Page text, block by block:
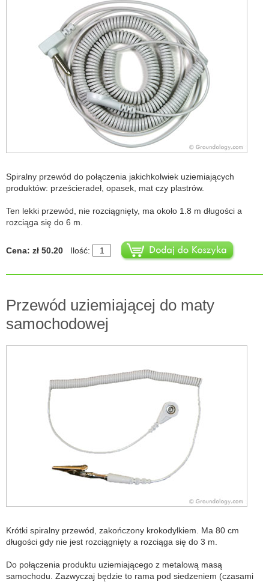
Spiralny przewód do połączenia jakichkolwiek uziemiających
produktów: prześcieradeł, opasek, mat czy plastrów.
Ten lekki przewód, nie rozciągnięty, ma około 1.8 m długości a
rozciąga się do 6 m.
Cena: zł 50.20 Ilość:
Przewód uziemiającej do maty
samochodowej
Krótki spiralny przewód, zakończony krokodylkiem. Ma 80 cm
długości gdy nie jest rozciągnięty a rozciąga się do 3 m.
Do połączenia produktu uziemiającego z metalową masą
samochodu. Zazwyczaj będzie to rama pod siedzeniem (czasami